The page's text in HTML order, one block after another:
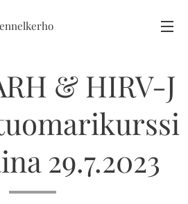
& HIRV-J
29.7.2023